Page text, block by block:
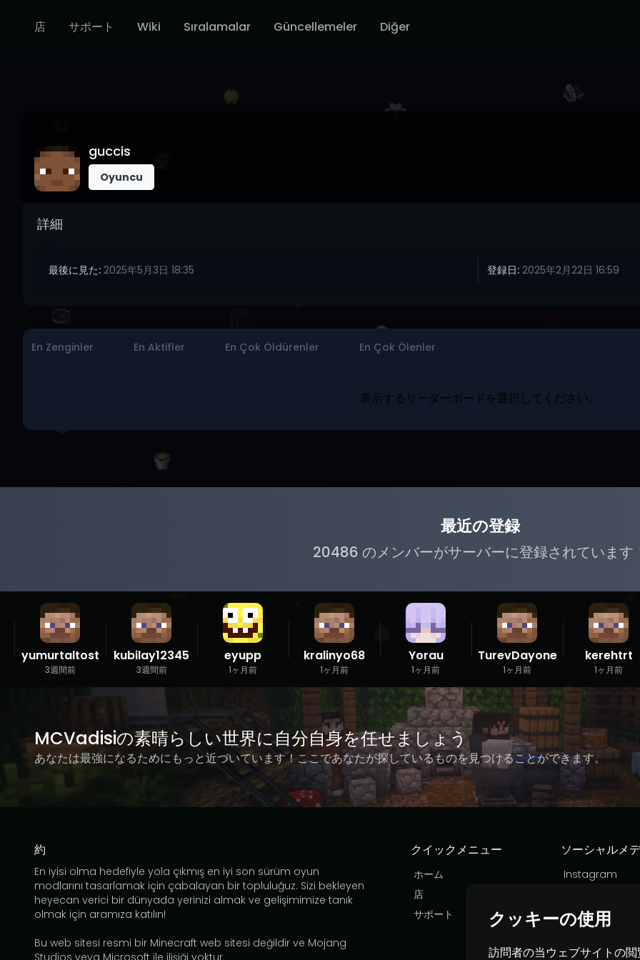
クッキーの使用
訪問者の当ウェブサイトの
店 サポート Wiki Sıralamalar Güncellemeler Diğer
guccis
Oyuncu
詳細
最後に見た: 2025年5月3日 18:35 登録日: 2025年2月22日 16:59
En Zenginler En Aktifler En Çok Öldürenler En Çok Ölenler
表示するリーダーボードを選択してください。
最近の登録
20486 のメンバーがサーバーに登録されています
yumurtaltost
3週間前
kubilay12345
3週間前
eyupp
1ヶ月前
kralinyo68
1ヶ月前
Yorau
1ヶ月前
TurevDayone
1ヶ月前
kerehtrt
1ヶ月前
MCVadisiの素晴らしい世界に自分自身を任せましょう
あなたは最強になるためにもっと近づいています！ここであなたが探しているものを見つけることができます。
約
En iyisi olma hedefiyle yola çıkmış en iyi son sürüm oyun
modlarını tasarlamak için çabalayan bir topluluğuz. Sizi bekleyen
heyecan verici bir dünyada yerinizi almak ve gelişimimize tanık
olmak için aramıza katılın!
Bu web sitesi resmi bir Minecraft web sitesi değildir ve Mojang
Studios veya Microsoft ile ilişiği yoktur.
クイックメニュー
ホーム
店
サポート
ソーシャルメ
Instagram
TikTok